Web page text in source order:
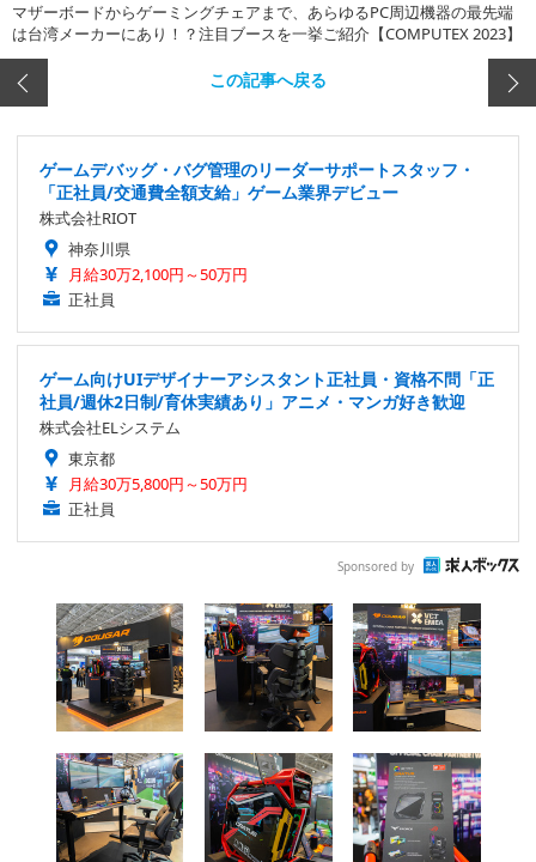
マザーボードからゲーミングチェアまで、あらゆるPC周辺機器の最先端
は台湾メーカーにあり！？注目ブースを一挙ご紹介【COMPUTEX 2023】
この記事へ戻る
ゲームデバッグ・バグ管理のリーダーサポートスタッフ・
「正社員/交通費全額支給」ゲーム業界デビュー
株式会社RIOT
神奈川県
月給30万2,100円～50万円
正社員
ゲーム向けUIデザイナーアシスタント正社員・資格不問「正
社員/週休2日制/育休実績あり」アニメ・マンガ好き歓迎
株式会社ELシステム
東京都
月給30万5,800円～50万円
正社員
Sponsored by